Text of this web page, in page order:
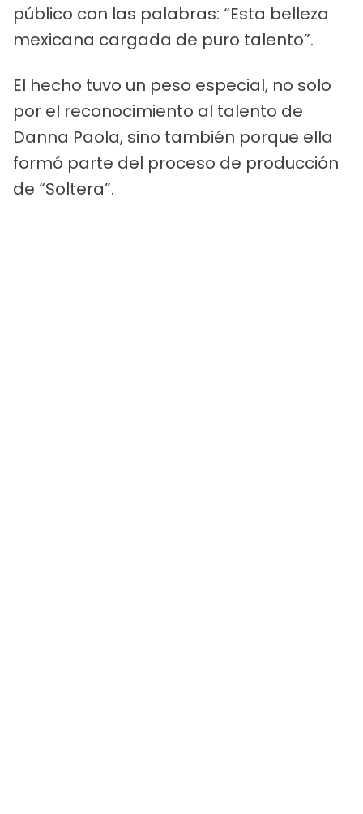
público con las palabras: “Esta belleza
mexicana cargada de puro talento”.
El hecho tuvo un peso especial, no solo
por el reconocimiento al talento de
Danna Paola, sino también porque ella
formó parte del proceso de producción
de “Soltera”.